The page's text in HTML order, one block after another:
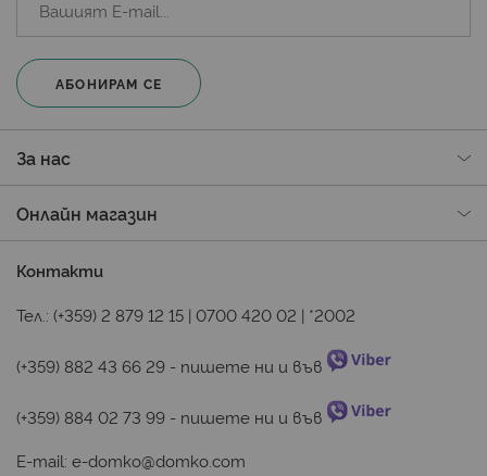
АБОНИРАМ СЕ
За нас
Онлайн магазин
Контакти
Тел.: (+359) 2 879 12 15 | 0700 420 02 | *2002
(+359) 882 43 66 29 - пишете ни и във
(+359) 884 02 73 99 - пишете ни и във
E-mail: e-domko@domko.com